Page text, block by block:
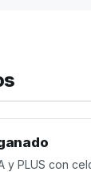
y PLUS con